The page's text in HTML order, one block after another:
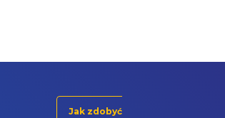
Jak zdobyć